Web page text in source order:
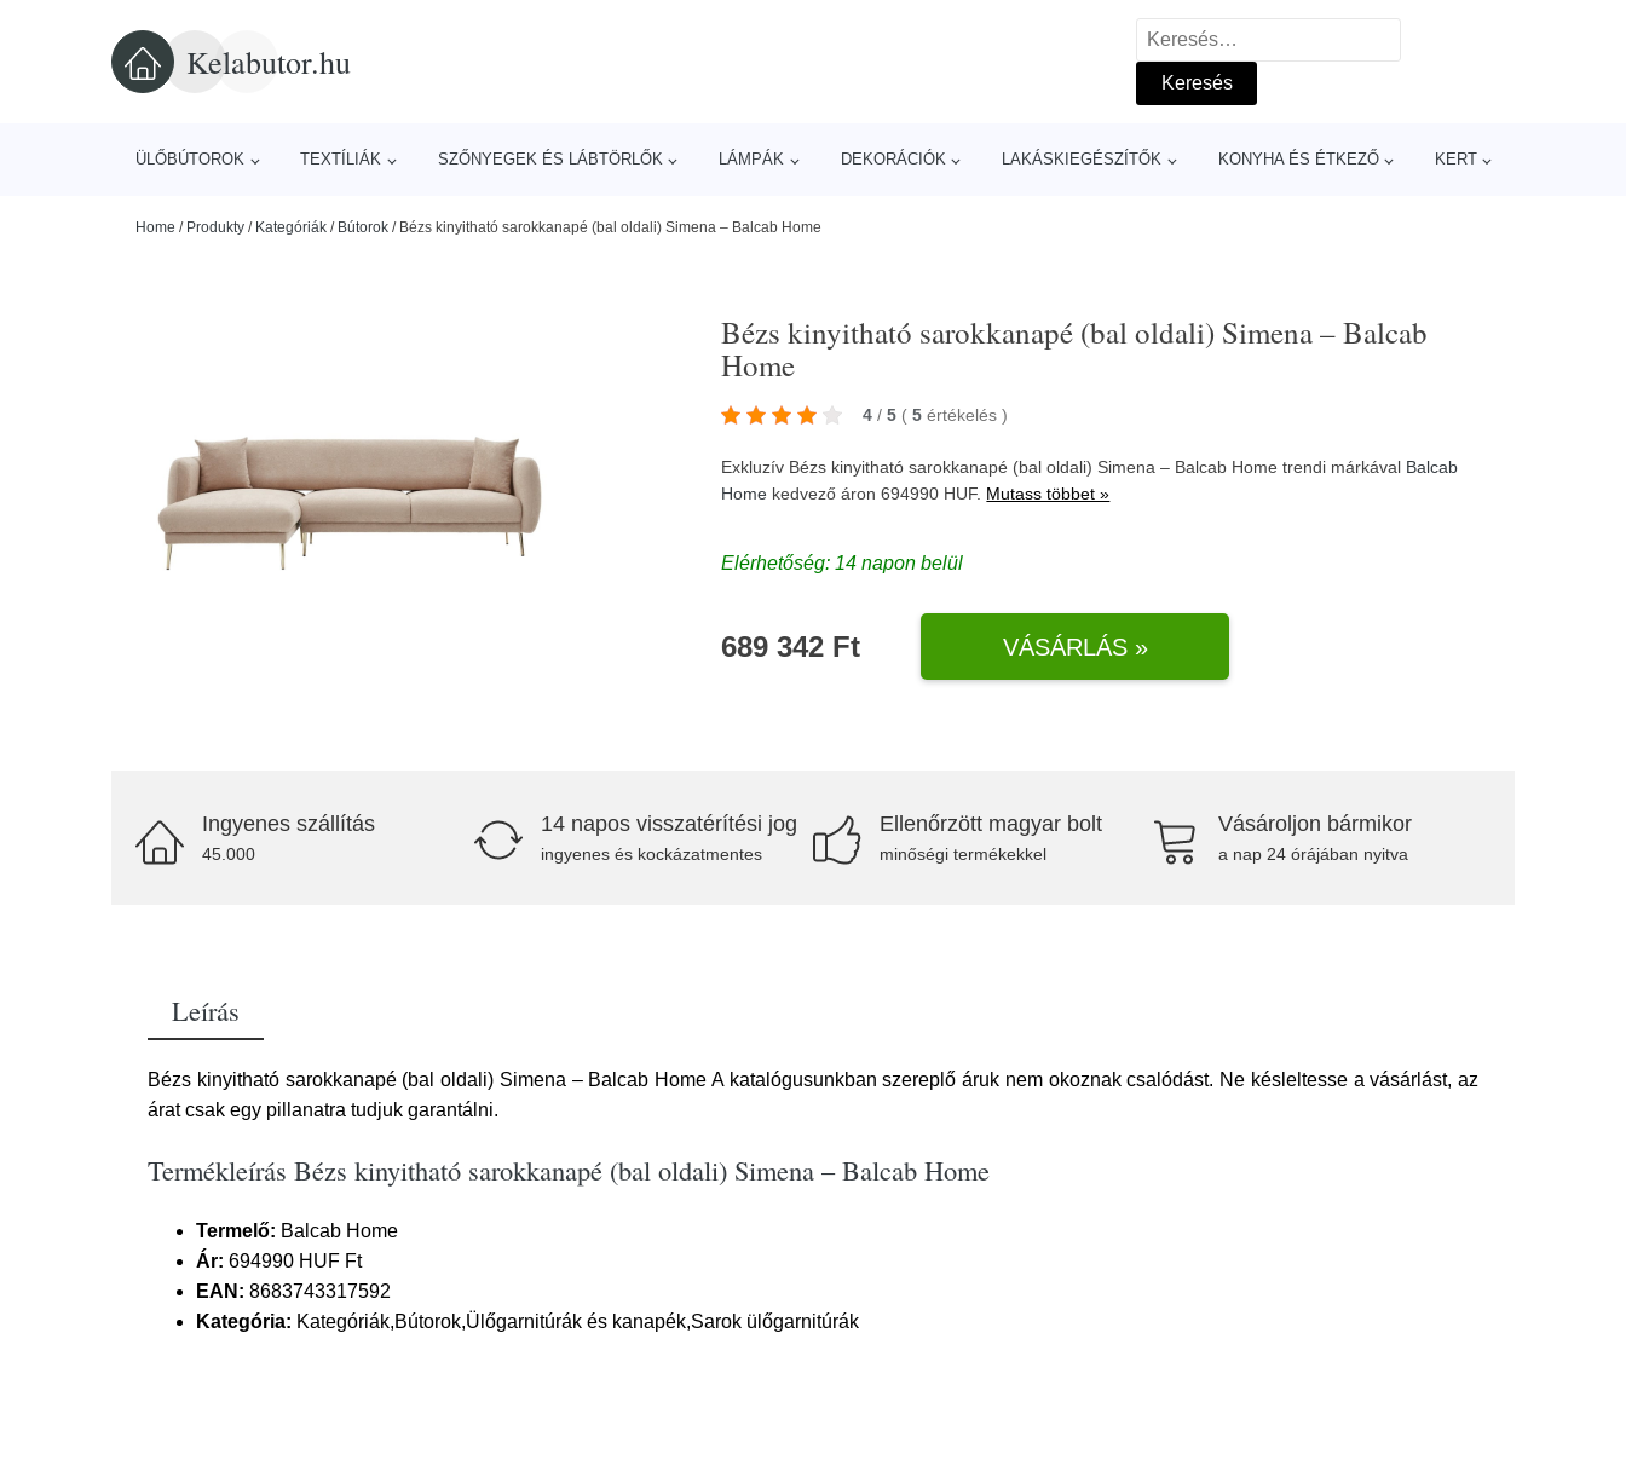
Kelabutor.hu
Keresés:
ÜLŐBÚTOROK TEXTÍLIÁK SZŐNYEGEK ÉS LÁBTÖRLŐK LÁMPÁK DEKORÁCIÓK LAKÁSKIEGÉSZÍTŐK KONYHA ÉS ÉTKEZŐ KERT
Home / Produkty / Kategóriák / Bútorok / Bézs kinyitható sarokkanapé (bal oldali) Simena – Balcab Home
Bézs kinyitható sarokkanapé (bal oldali) Simena – Balcab
Home
4 / 5 ( 5 értékelés)
Exkluzív Bézs kinyitható sarokkanapé (bal oldali) Simena – Balcab Home trendi márkával Balcab
Home kedvező áron 694990 HUF. Mutass többet »
Elérhetőség: 14 napon belül
689 342 Ft VÁSÁRLÁS »
Ingyenes szállítás
45.000
14 napos visszatérítési jog
ingyenes és kockázatmentes
Ellenőrzött magyar bolt
minőségi termékekkel
Vásároljon bármikor
a nap 24 órájában nyitva
Leírás
Bézs kinyitható sarokkanapé (bal oldali) Simena – Balcab Home A katalógusunkban szereplő áruk nem okoznak csalódást. Ne késleltesse a vásárlást, az
árat csak egy pillanatra tudjuk garantálni.
Termékleírás Bézs kinyitható sarokkanapé (bal oldali) Simena – Balcab Home
Termelő: Balcab Home
Ár: 694990 HUF Ft
EAN: 8683743317592
Kategória: Kategóriák,Bútorok,Ülőgarnitúrák és kanapék,Sarok ülőgarnitúrák